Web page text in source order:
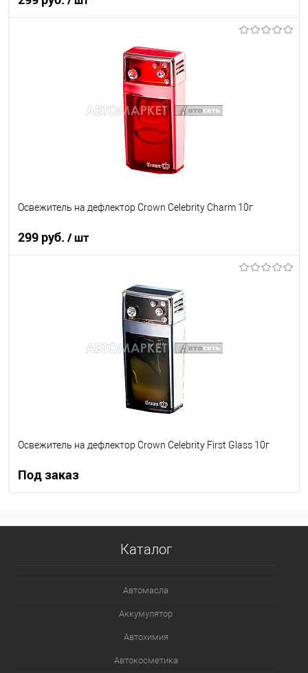
В наличии
Освежитель на дефлектор Crown Celebrity Charm 10г
299 руб. / шт
В наличии
Освежитель на дефлектор Crown Celebrity First Glass 10г
Под заказ
Каталог
Автомасла
Аккумулятор
Автохимия
Автокосметика